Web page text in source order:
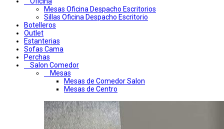
Mesas Oficina Despacho Escritorios
Sillas Oficina Despacho Escritorio
Botelleros
Outlet
Estanterias
Sofas Cama
Perchas
Salon Comedor
Mesas
Mesas de Comedor Salon
Mesas de Centro